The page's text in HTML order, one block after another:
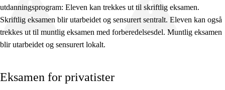
utdanningsprogram: Eleven kan trekkes ut til skriftlig eksamen.
Skriftlig eksamen blir utarbeidet og sensurert sentralt. Eleven kan også
trekkes ut til muntlig eksamen med forberedelsesdel. Muntlig eksamen
blir utarbeidet og sensurert lokalt.
Eksamen for privatister